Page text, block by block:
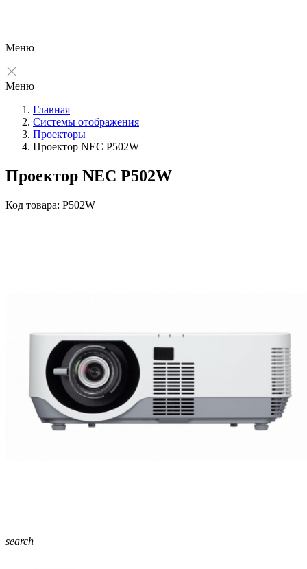
Меню
Меню
Главная
Системы отображения
Проекторы
Проектор NEC P502W
Проектор NEC P502W
Код товара: P502W
search